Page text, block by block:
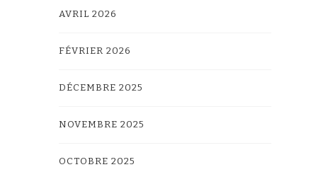
AVRIL 2026
FÉVRIER 2026
DÉCEMBRE 2025
NOVEMBRE 2025
OCTOBRE 2025